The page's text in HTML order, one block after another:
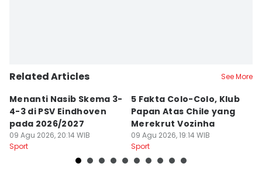
Related Articles See More
Menanti Nasib Skema 3-
4-3 di PSV Eindhoven
pada 2026/2027
09 Agu 2026, 20:14 WIB
Sport
5 Fakta Colo-Colo, Klub
Papan Atas Chile yang
Merekrut Vozinha
09 Agu 2026, 19:14 WIB
Sport